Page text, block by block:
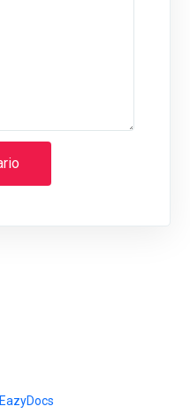
EazyDocs